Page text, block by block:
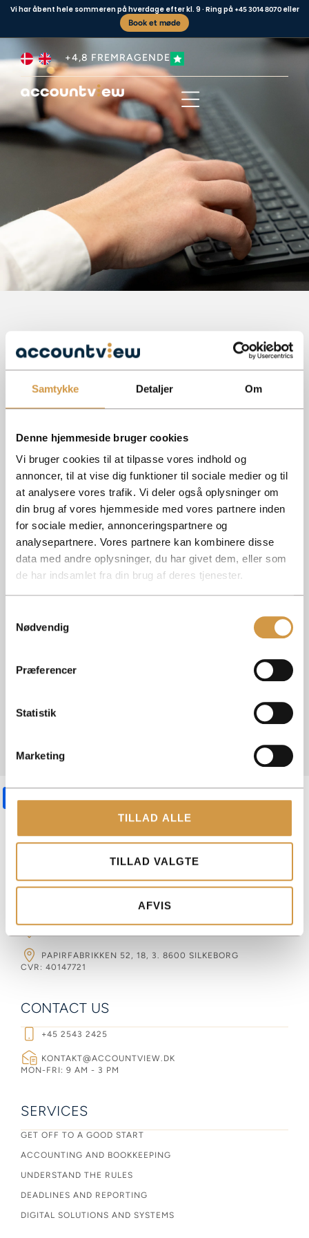
Samtykke Detaljer Om
Denne hjemmeside bruger cookies
Vi bruger cookies til at tilpasse vores indhold og
annoncer, til at vise dig funktioner til sociale medier og til
at analysere vores trafik. Vi deler også oplysninger om
din brug af vores hjemmeside med vores partnere inden
for sociale medier, annonceringspartnere og
analysepartnere. Vores partnere kan kombinere disse
data med andre oplysninger, du har givet dem, eller som
de har indsamlet fra din brug af deres tjenester.
Nødvendig
Præferencer
Statistik
Marketing
TILLAD ALLE
TILLAD VALGTE
AFVIS
Vi har åbent hele sommeren på hverdage efter kl. 9 · Ring på +45 3014 8070eller
Book et møde
+4,8 FREMRAGENDE
PAPIRFABRIKKEN 52, 18, 3. 8600 SILKEBORG
ROHOLMSVEJ 14A, 2620 ALBERTSLUND
Facebook
Mastodon
EmailShare
ACCOUNTVIEW APS
PAPIRFABRIKKEN 52, 18, 3. 8600 SILKEBORG
CVR: 40147721
CONTACT US
+45 2543 2425
KONTAKT@ACCOUNTVIEW.DK
MON-FRI: 9 AM - 3 PM
SERVICES
GET OFF TO A GOOD START
ACCOUNTING AND BOOKKEEPING
UNDERSTAND THE RULES
DEADLINES AND REPORTING
DIGITAL SOLUTIONS AND SYSTEMS